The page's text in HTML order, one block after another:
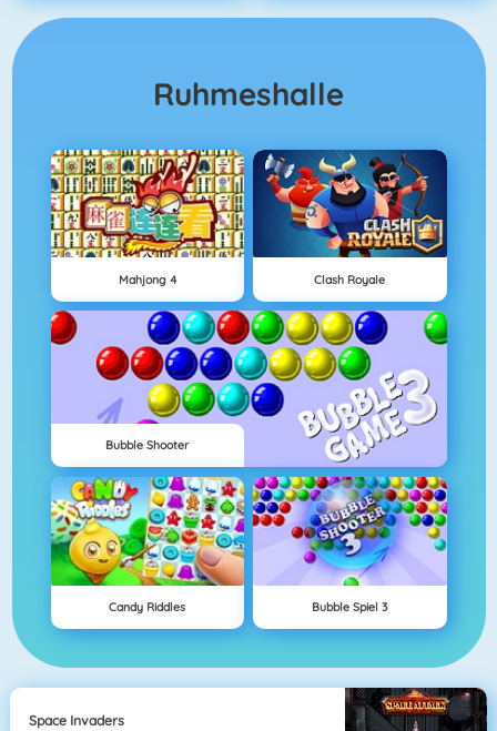
Ruhmeshalle
Mahjong 4 Clash Royale
Bubble Shooter
Candy Riddles Bubble Spiel 3
Space Invaders